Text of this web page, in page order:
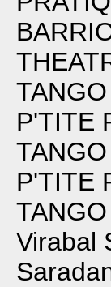
P'TITE
P'TITE
Virabal